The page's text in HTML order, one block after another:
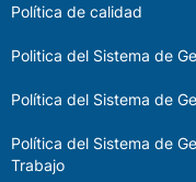
Política de calidad
Politica del Sistema de
Política del Sistema de
Política del Sistema de
Trabajo